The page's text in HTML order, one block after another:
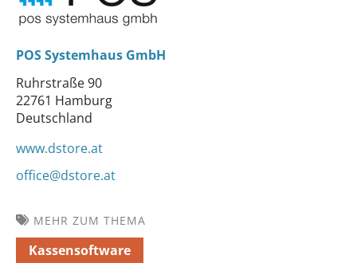
POS Systemhaus GmbH
Ruhrstraße 90
22761 Hamburg
Deutschland
www.dstore.at
office@dstore.at
MEHR ZUM THEMA
Kassensoftware